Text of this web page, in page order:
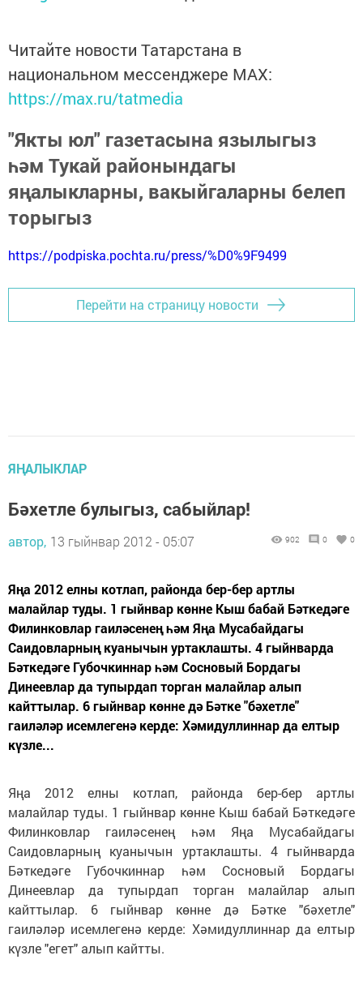
Читайте новости Татарстана в
национальном мессенджере MАХ:
https://max.ru/tatmedia
"Якты юл" газетасына язылыгыз
һәм Тукай районындагы
яңалыкларны, вакыйгаларны белеп
торыгыз
https://podpiska.pochta.ru/press/%D0%9F9499
Перейти на страницу новости
ЯҢАЛЫКЛАР
Бәхетле булыгыз, сабыйлар!
автор, 13 гыйнвар 2012 - 05:07 902 0 0
Яңа 2012 елны котлап, районда бер-бер артлы
малайлар туды. 1 гыйнвар көнне Кыш бабай Бәткедәге
Филинковлар гаиләсенең һәм Яңа Мусабайдагы
Саидовларның куанычын уртаклашты. 4 гыйнварда
Бәткедәге Губочкиннар һәм Сосновый Бордагы
Динеевлар да тупырдап торган малайлар алып
кайттылар. 6 гыйнвар көнне дә Бәтке "бәхетле"
гаиләләр исемлегенә керде: Хәмидуллиннар да елтыр
күзле...
Яңа 2012 елны котлап, районда бер-бер артлы
малайлар туды. 1 гыйнвар көнне Кыш бабай Бәткедәге
Филинковлар гаиләсенең һәм Яңа Мусабайдагы
Саидовларның куанычын уртаклашты. 4 гыйнварда
Бәткедәге Губочкиннар һәм Сосновый Бордагы
Динеевлар да тупырдап торган малайлар алып
кайттылар. 6 гыйнвар көнне дә Бәтке "бәхетле"
гаиләләр исемлегенә керде: Хәмидуллиннар да елтыр
күзле "егет" алып кайтты.